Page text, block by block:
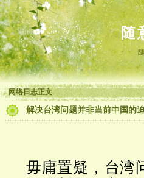
随
网络日志正文
解决台湾问题并非当前中国的
毋庸置疑，台湾